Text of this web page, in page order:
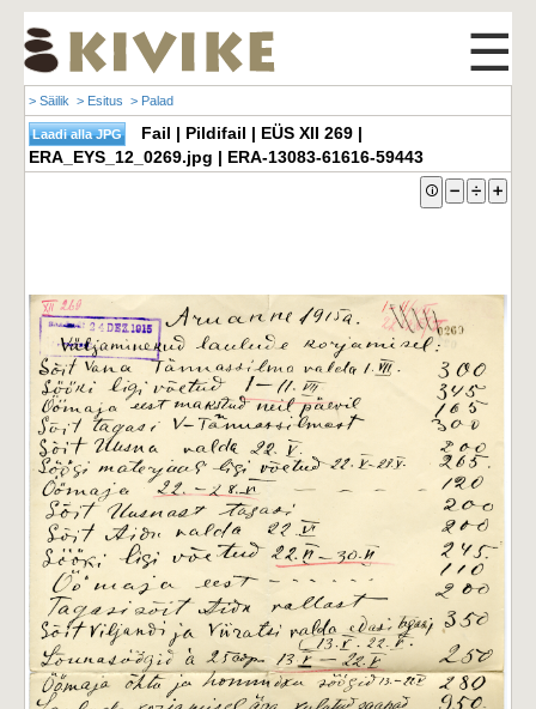
☰
> Säilik > Esitus > Palad
Fail | Pildifail | EÜS XII 269 |
ERA_EYS_12_0269.jpg | ERA-13083-61616-59443